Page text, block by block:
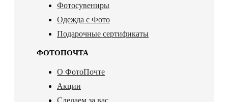
Фотосувениры
Одежда с Фото
Подарочные сертификаты
ФОТОПОЧТА
О ФотоПочте
Акции
Сделаем за вас